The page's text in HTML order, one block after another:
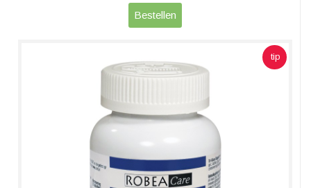
Bestellen
tip